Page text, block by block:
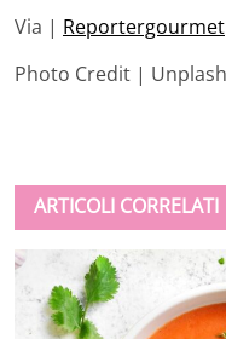
Via | Reportergourmet
Photo Credit | Unplash
ARTICOLI CORRELATI